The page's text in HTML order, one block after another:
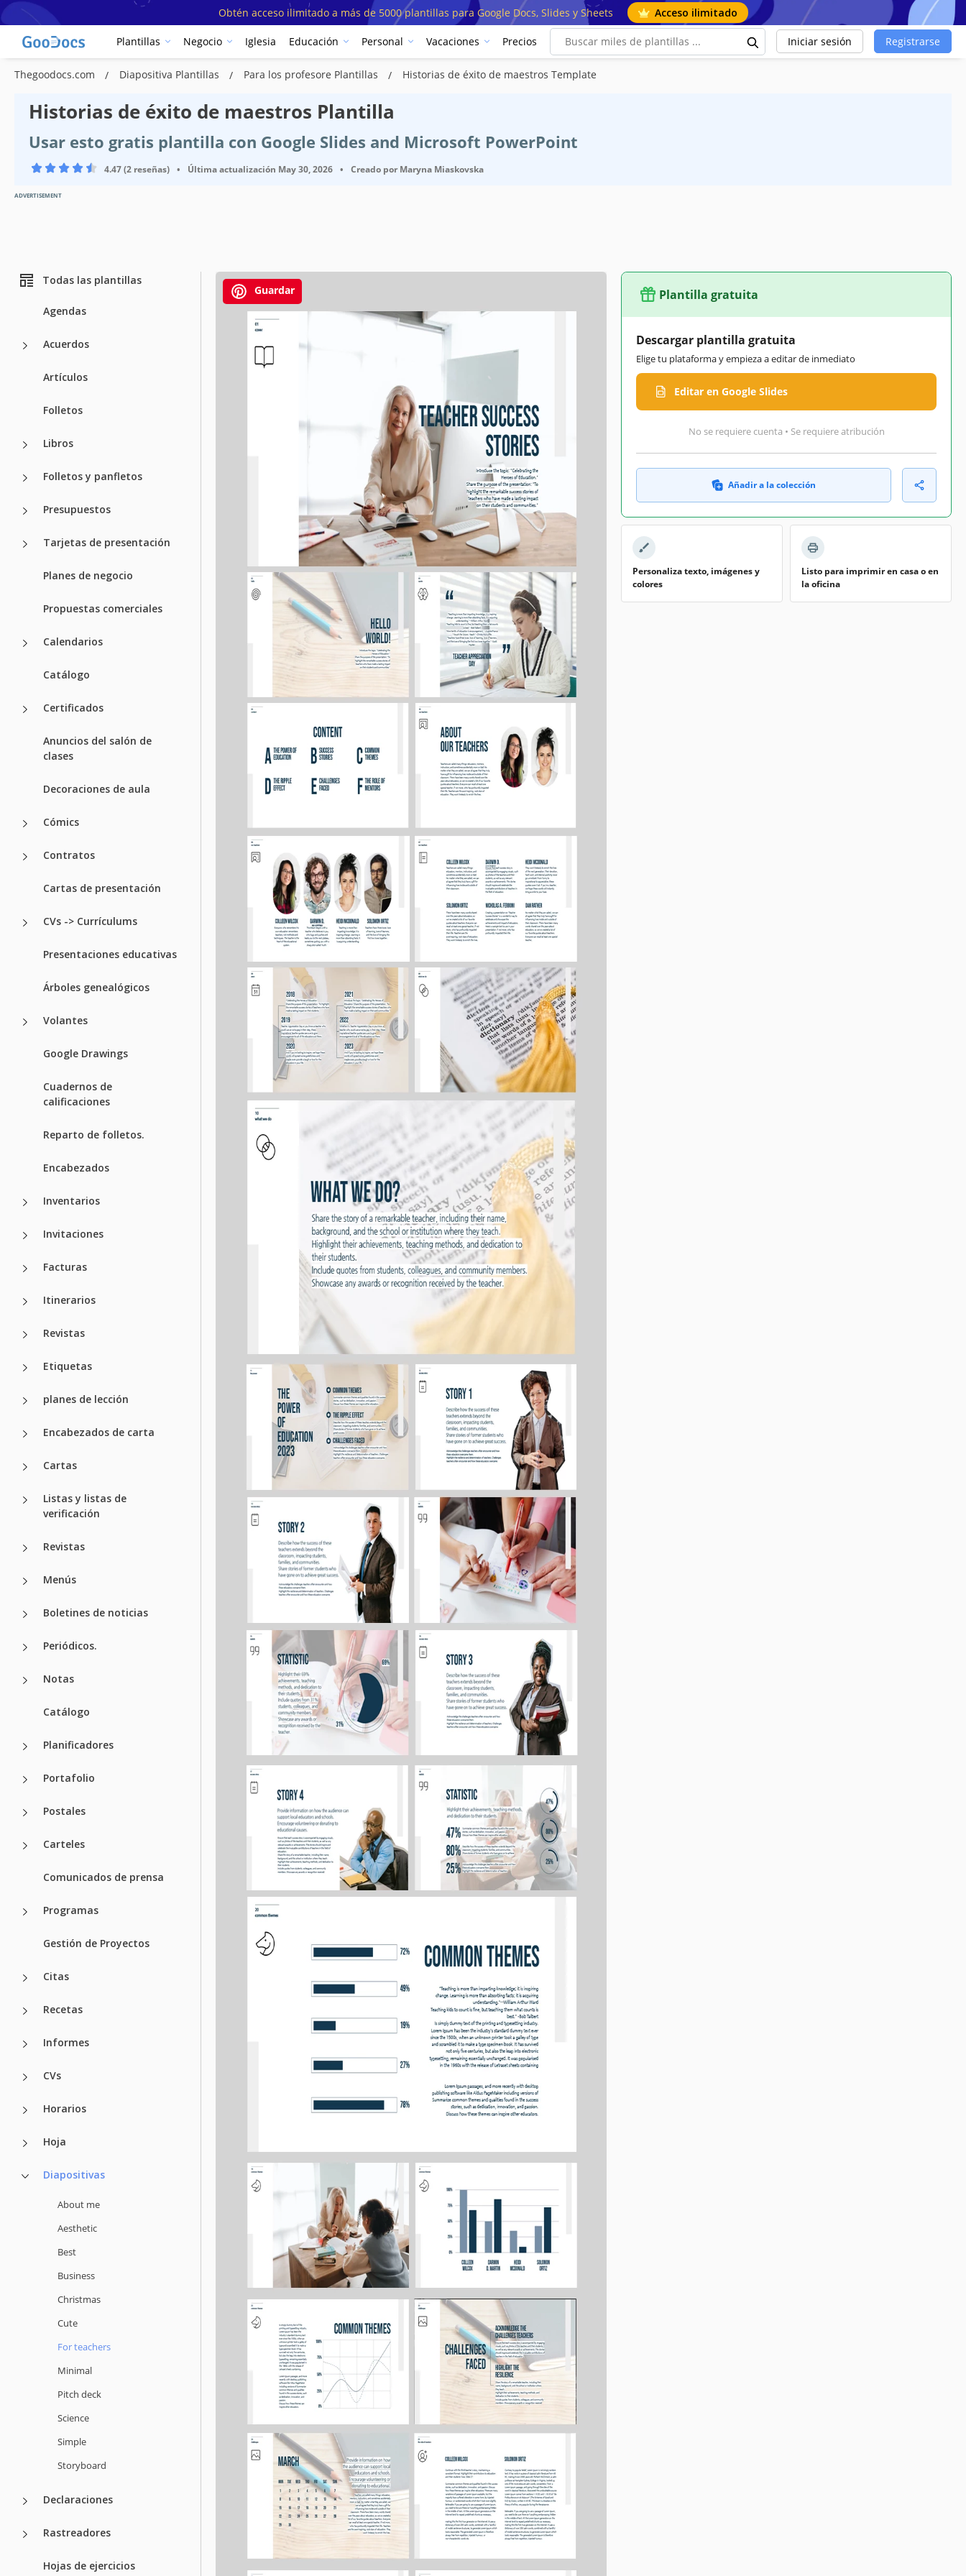
Obtén acceso ilimitado a más de 5000 plantillas para Google Docs, Slides y Sheets Acceso ilimitado
Plantillas Negocio Iglesia Educación Personal Vacaciones Precios Iniciar sesión Registrarse
Thegoodocs.com Diapositiva Plantillas Para los profesore Plantillas Historias de éxito de maestros Template
Historias de éxito de maestros Plantilla
Usar esto gratis plantilla con Google Slides and Microsoft PowerPoint
4.47 (2 reseñas) • Última actualización May 30, 2026 • Creado por Maryna Miaskovska
ADVERTISEMENT
Todas las plantillas
Agendas
Acuerdos
Artículos
Folletos
Libros
Folletos y panfletos
Presupuestos
Tarjetas de presentación
Planes de negocio
Propuestas comerciales
Calendarios
Catálogo
Certificados
Anuncios del salón de
clases
Decoraciones de aula
Cómics
Contratos
Cartas de presentación
CVs -> Currículums
Presentaciones educativas
Árboles genealógicos
Volantes
Google Drawings
Cuadernos de
calificaciones
Reparto de folletos.
Encabezados
Inventarios
Invitaciones
Facturas
Itinerarios
Revistas
Etiquetas
planes de lección
Encabezados de carta
Cartas
Listas y listas de
verificación
Revistas
Menús
Boletines de noticias
Periódicos.
Notas
Catálogo
Planificadores
Portafolio
Postales
Carteles
Comunicados de prensa
Programas
Gestión de Proyectos
Citas
Recetas
Informes
CVs
Horarios
Hoja
Diapositivas
About me
Aesthetic
Best
Business
Christmas
Cute
For teachers
Minimal
Pitch deck
Science
Simple
Storyboard
Declaraciones
Rastreadores
Hojas de ejercicios
Guardar Plantilla gratuita
Descargar plantilla gratuita
Elige tu plataforma y empieza a editar de inmediato
Editar en Google Slides
No se requiere cuenta • Se requiere atribución
Añadir a la colección
Personaliza texto, imágenes y
colores
Listo para imprimir en casa o en
la oficina